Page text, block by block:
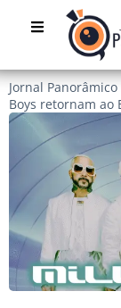
Jornal Panorâmico
Boys retornam ao